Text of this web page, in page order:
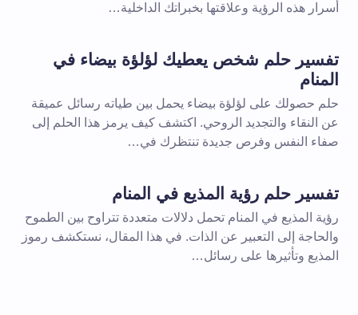
أسرار هذه الرؤية وعلاقتها بخبراتك الداخلية…
تفسير حلم شخص يعطيك لؤلؤة بيضاء في
المنام
حلم حصولك على لؤلؤة بيضاء يحمل بين طياته رسائل عميقة
عن النقاء والتجديد الروحي. اكتشف كيف يرمز هذا الحلم إلى
صفاء النفس وفرص جديدة تنتظرك في…
تفسير حلم رؤية المذيع في المنام
رؤية المذيع في المنام تحمل دلالات متعددة تتراوح بين الطموح
والحاجة إلى التعبير عن الذات. في هذا المقال، نستكشف رموز
المذيع وتأثيرها على رسائل…